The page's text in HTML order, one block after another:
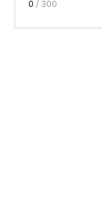
0 / 300